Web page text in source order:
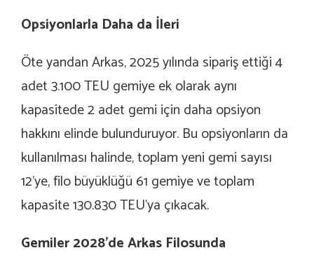
Opsiyonlarla Daha da İleri
Öte yandan Arkas, 2025 yılında sipariş ettiği 4
adet 3.100 TEU gemiye ek olarak aynı
kapasitede 2 adet gemi için daha opsiyon
hakkını elinde bulunduruyor. Bu opsiyonların da
kullanılması halinde, toplam yeni gemi sayısı
12’ye, filo büyüklüğü 61 gemiye ve toplam
kapasite 130.830 TEU’ya çıkacak.
Gemiler 2028’de Arkas Filosunda